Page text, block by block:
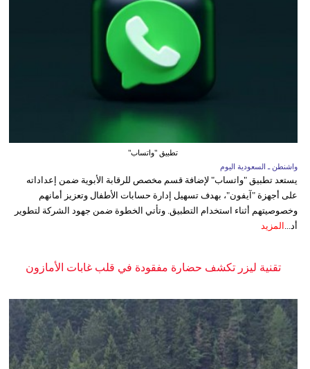
تطبيق "واتساب"
واشنطن ـ السعودية اليوم
يستعد تطبيق "واتساب" لإضافة قسم مخصص للرقابة الأبوية ضمن إعداداته
على أجهزة "آيفون"، بهدف تسهيل إدارة حسابات الأطفال وتعزيز أمانهم
وخصوصيتهم أثناء استخدام التطبيق. وتأتي الخطوة ضمن جهود الشركة لتطوير
أد...
المزيد
تقنية ليزر تكشف حضارة مفقودة في قلب غابات الأمازون